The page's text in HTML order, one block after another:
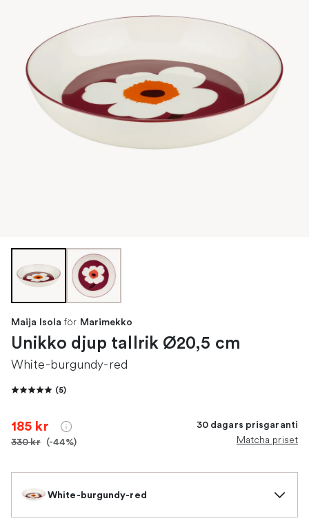
Maija Isola för Marimekko
Unikko djup tallrik Ø20,5 cm
White-burgundy-red
(5)
185 kr
330 kr (-44%)
30 dagars prisgaranti
Matcha priset
White-burgundy-red